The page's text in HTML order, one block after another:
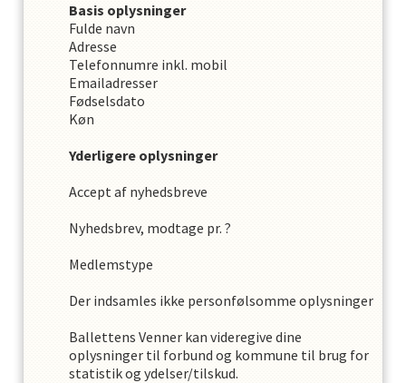
Basis oplysninger
Fulde navn
Adresse
Telefonnumre inkl. mobil
Emailadresser
Fødselsdato
Køn
Yderligere oplysninger
Accept af nyhedsbreve
Nyhedsbrev, modtage pr. ?
Medlemstype
Der indsamles ikke personfølsomme oplysninger
Ballettens Venner kan videregive dine
oplysninger til forbund og kommune til brug for
statistik og ydelser/tilskud.